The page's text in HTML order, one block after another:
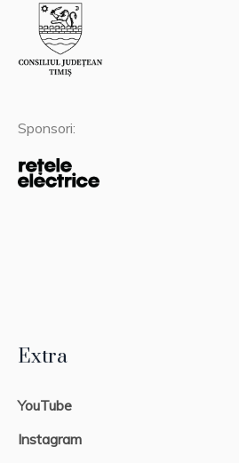
Sponsori:
Extra
YouTube
Instagram